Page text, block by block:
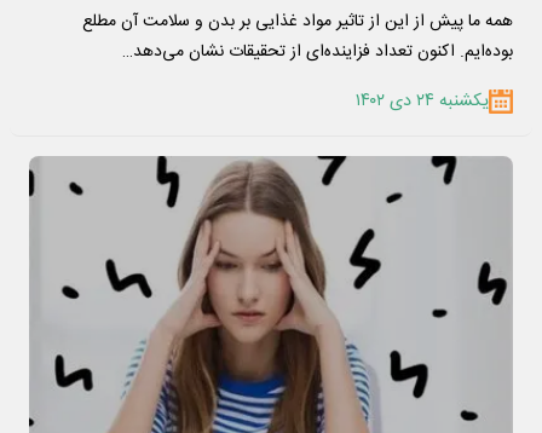
همه ما پیش از این از تاثیر مواد غذایی بر بدن و سلامت آن مطلع
بوده‌ایم. اکنون تعداد فزاینده‌ای از تحقیقات نشان می‌دهد…
یکشنبه ۲۴ دی ۱۴۰۲